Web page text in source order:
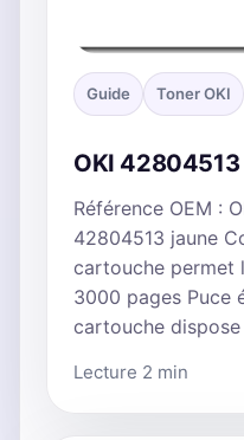
Guide Toner OKI
OKI 42804513
Référence OEM :
42804513 jaune
cartouche permet
3000 pages Puce
cartouche
Lecture 2 min